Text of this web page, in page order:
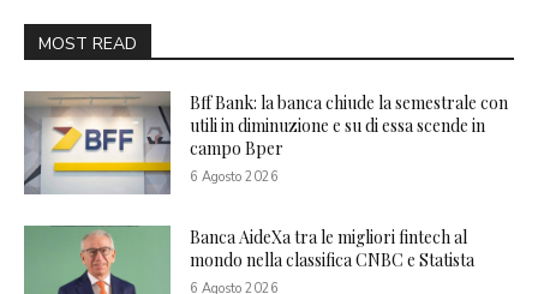
MOST READ
Bff Bank: la banca chiude la semestrale con
utili in diminuzione e su di essa scende in
campo Bper
6 Agosto 2026
Banca AideXa tra le migliori fintech al
mondo nella classifica CNBC e Statista
6 Agosto 2026